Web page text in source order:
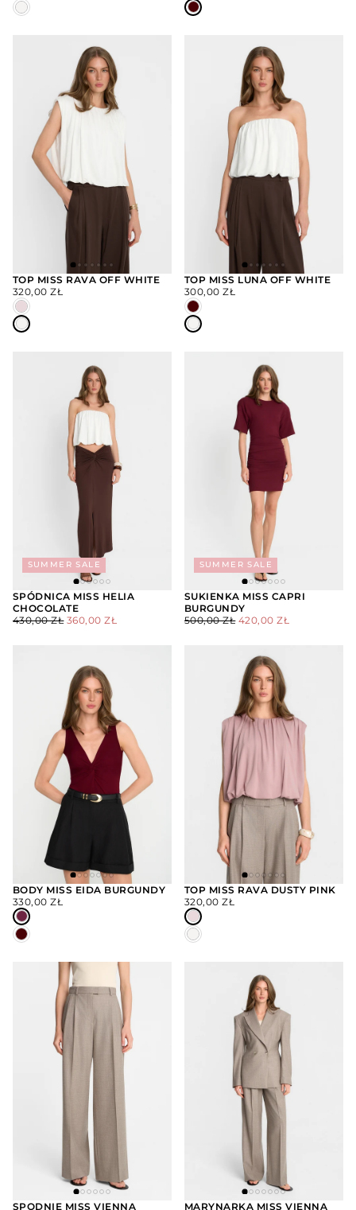
WYBIERZ
OPCJE
TOP MISS RAVA OFF WHITE
CENA
REGULARNA
320,00 ZŁ WYBIERZ
OPCJE
TOP MISS LUNA OFF WHITE
CENA
REGULARNA
300,00 ZŁ
SUMMER SALE
WYBIERZ
OPCJE
SPÓDNICA MISS HELIA
CHOCOLATE
CENA
430,00 ZŁ CENA
360,00 ZŁ
SUMMER SALE
WYBIERZ
OPCJE
SUKIENKA MISS CAPRI
BURGUNDY
CENA
500,00 ZŁ CENA
420,00 ZŁ
WYBIERZ
OPCJE
BODY MISS EIDA BURGUNDY
CENA
REGULARNA
330,00 ZŁ WYBIERZ
OPCJE
TOP MISS RAVA DUSTY PINK
CENA
REGULARNA
320,00 ZŁ
SPODNIE MISS VIENNA MARYNARKA MISS VIENNA